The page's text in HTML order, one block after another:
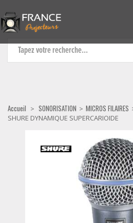
MICROS
Accueil > SONORISATION > MICROS FILAIRES
SHURE DYNAMIQUE SUPERCARIOIDE